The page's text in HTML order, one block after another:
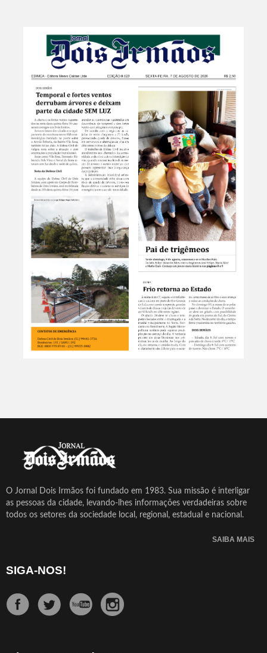
O Jornal Dois Irmãos foi fundado em 1983. Sua missão é interligar
as pessoas da cidade, levando-lhes informações verdadeiras sobre
todos os setores da sociedade local, regional, estadual e nacional.
SAIBA MAIS
SIGA-NOS!